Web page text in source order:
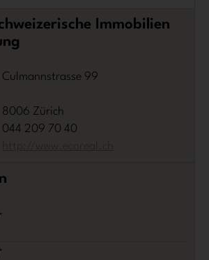
Immobilien
Culmannstrasse 99
8006 Zürich
044 209 70 40